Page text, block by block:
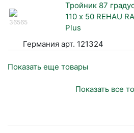
36565
Тройник 87
110 х 50 REHAU
Plus
Германия арт. 121324
Показать еще товары
Показать все